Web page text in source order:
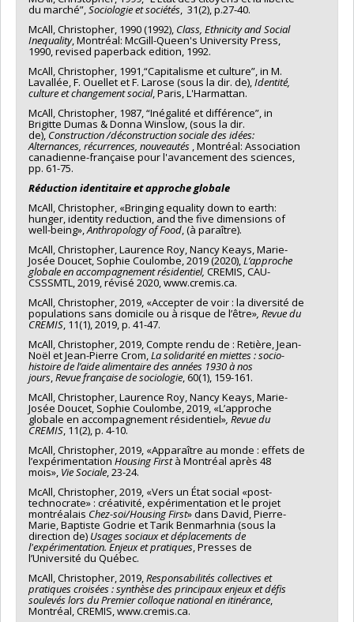
du marché”, Sociologie et sociétés , 31(2), p.27-40.
McAll, Christopher, 1990 (1992), Class, Ethnicity and Social
Inequality, Montréal: McGill-Queen's University Press,
1990, revised paperback edition, 1992.
McAll, Christopher, 1991,“Capitalisme et culture”, in M.
Lavallée, F. Ouellet et F. Larose (sous la dir. de), Identité,
culture et changement social, Paris, L'Harmattan.
McAll, Christopher, 1987, “Inégalité et différence”, in
Brigitte Dumas & Donna Winslow, (sous la dir.
de),Construction /déconstruction sociale des idées:
Alternances, récurrences, nouveautés , Montréal: Association
canadienne-française pour l'avancement des sciences,
pp. 61-75.
Réduction identitaire et approche globale
McAll, Christopher, «Bringing equality down to earth:
hunger, identity reduction, and the five dimensions of
well-being», Anthropology of Food , (à paraître).
McAll, Christopher, Laurence Roy, Nancy Keays, Marie-
Josée Doucet, Sophie Coulombe, 2019 (2020),L’approche
globale en accompagnement résidentiel, CREMIS, CAU-
CSSSMTL, 2019, révisé 2020, www.cremis.ca.
McAll, Christopher, 2019, «Accepter de voir : la diversité de
populations sans domicile ou à risque de l’être» , Revue du
CREMIS , 11(1), 2019, p. 41-47.
McAll, Christopher, 2019, Compte rendu de : Retière, Jean-
Noël et Jean-Pierre Crom, La solidarité en miettes : socio-
histoire de l’aide alimentaire des années 1930 à nos
jours Revue française de sociologie , 60(1), 159-161.
McAll, Christopher, Laurence Roy, Nancy Keays, Marie-
Josée Doucet, Sophie Coulombe, 2019, «L’approche
globale en accompagnement résidentiel» , Revue du
CREMIS , 11(2), p. 4-10.
McAll, Christopher, 2019, «Apparaître au monde : effets de
l’expérimentation Housing Firstà Montréal après 48
mois», Vie Sociale , 23-24.
McAll, Christopher, 2019, «Vers un État social «post-
technocrate» : créativité, expérimentation et le projet
montréalais Chez-soi/Housing First» dans David, Pierre-
Marie, Baptiste Godrie et Tarik Benmarhnia (sous la
direction de) Usages sociaux et déplacements de
l'expérimentation. Enjeux et pratiques , Presses de
l’Université du Québec.
McAll, Christopher, 2019, Responsabilités collectives et
pratiques croisées : synthèse des principaux enjeux et défis
soulevés lors du Premier colloque national en itinérance
Montréal, CREMIS, www.cremis.ca.